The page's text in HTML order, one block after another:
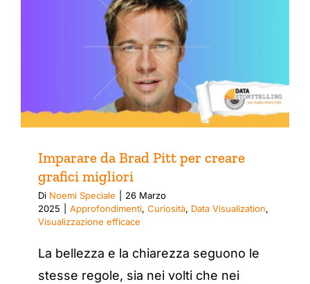
Imparare da Brad Pitt per creare
grafici migliori
Di Noemi Speciale
26 Marzo
2025
Approfondimenti, Curiosità, Data Visualization,
Visualizzazione efficace
La bellezza e la chiarezza seguono le
stesse regole, sia nei volti che nei